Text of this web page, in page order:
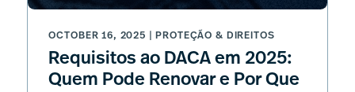
OCTOBER 16, 2025 | PROTEÇÃO & DIREITOS
Requisitos ao DACA em 2025:
Quem Pode Renovar e Por Que